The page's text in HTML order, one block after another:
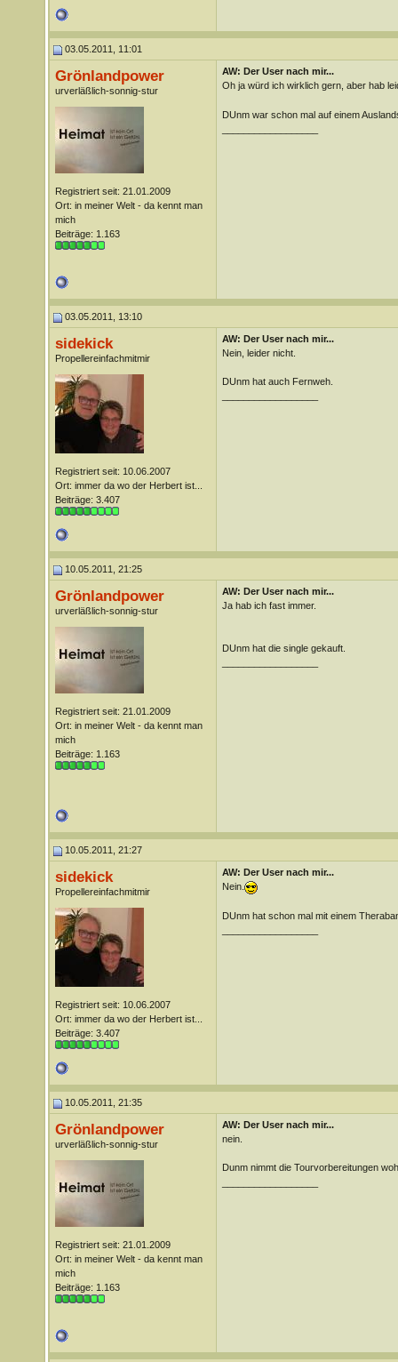
03.05.2011, 11:01
Grönlandpower
urverläßlich-sonnig-stur
Registriert seit: 21.01.2009
Ort: in meiner Welt - da kennt man
mich
Beiträge: 1.163
AW: Der User nach mir...
Oh ja würd ich wirklich gern, aber hab
DUnm war schon mal auf einem
03.05.2011, 13:10
sidekick
Propellereinfachmitmir
Registriert seit: 10.06.2007
Ort: immer da wo der Herbert ist...
Beiträge: 3.407
AW: Der User nach mir...
Nein, leider nicht.
DUnm hat auch Fernweh.
10.05.2011, 21:25
Grönlandpower
urverläßlich-sonnig-stur
Registriert seit: 21.01.2009
Ort: in meiner Welt - da kennt man
mich
Beiträge: 1.163
AW: Der User nach mir...
Ja hab ich fast immer.
DUnm hat die single gekauft.
10.05.2011, 21:27
sidekick
Propellereinfachmitmir
Registriert seit: 10.06.2007
Ort: immer da wo der Herbert ist...
Beiträge: 3.407
AW: Der User nach mir...
Nein.
DUnm hat schon mal mit einem
10.05.2011, 21:35
Grönlandpower
urverläßlich-sonnig-stur
Registriert seit: 21.01.2009
Ort: in meiner Welt - da kennt man
mich
Beiträge: 1.163
AW: Der User nach mir...
nein.
Dunm nimmt die Tourvorbereitungen